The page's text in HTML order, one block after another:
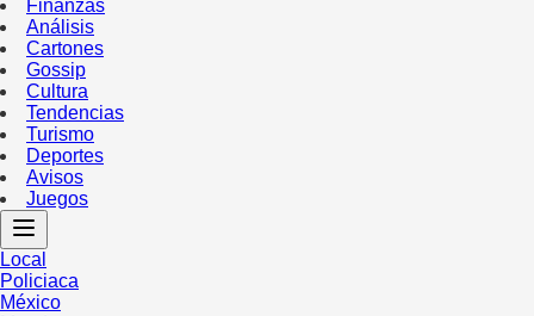
Finanzas
Análisis
Cartones
Gossip
Cultura
Tendencias
Turismo
Deportes
Avisos
Juegos
Local
Policiaca
México